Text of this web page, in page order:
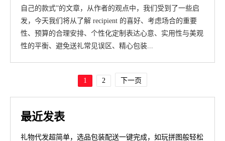
自己的款式”的文章，从作者的观点中，我们受到了一些启
发，今天我们将从了解 recipient 的喜好、考虑场合的重要
性、预算的合理安排、个性化定制表达心意、实用性与美观
性的平衡、避免送礼常见误区、精心包装...
1 2 下一页
最近发表
礼物代发超简单，选品包装配送一键完成，如玩拼图般轻松